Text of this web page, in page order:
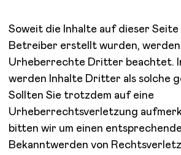
Soweit die Inhalte auf dieser Seite
Betreiber erstellt wurden,
Urheberrechte Dritter beachtet.
werden Inhalte Dritter als solche
Sollten Sie trotzdem auf eine
Urheberrechtsverletzung
bitten wir um einen
Bekanntwerden von